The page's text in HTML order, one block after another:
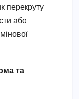
перекруту
або
та